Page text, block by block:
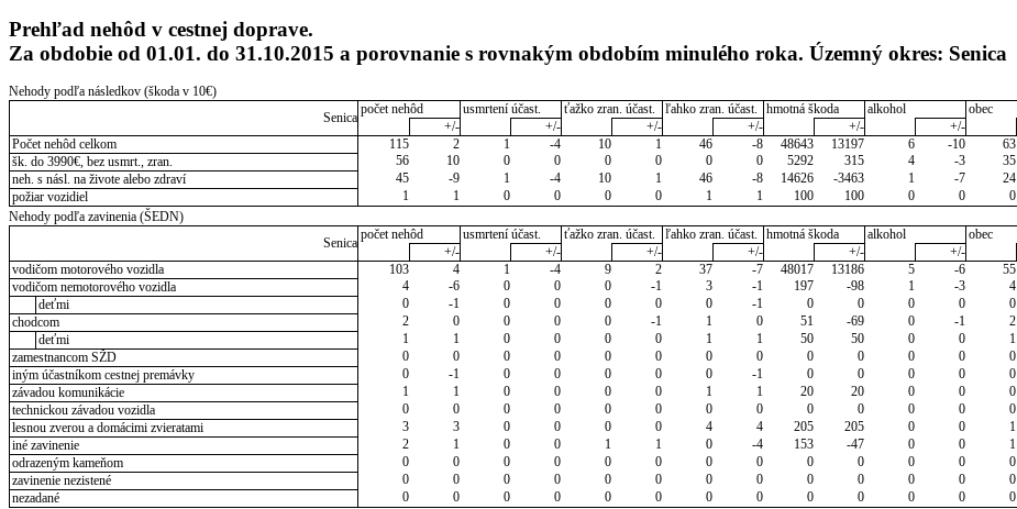
Prehľad nehôd v cestnej doprave.
Za obdobie od 01.01. do 31.10.2015 a porovnanie s rovnakým obdobím minulého roka. Územný okres: Senica
Nehody podľa následkov (škoda v 10€)
Senica
počet nehôd usmrtení účast. ťažko zran. účast. ľahko zran. účast. hmotná škoda alkohol
obec
+/-
+/- +/- +/- +/- +/-
Počet nehôd celkom
115 2 1 -4 10 1 46 -8 48643 13197 6 -10 63
šk. do 3990€, bez usmrt., zran.
56 10 0 0 0 0 0 0 5292 315 4 -3 35
neh. s násl. na živote alebo zdraví
45 -9 1 -4 10 1 46 -8 14626 -3463 1 -7 24
požiar vozidiel
1 1 0 0 0 0 1 1 100 100 0 0 0
Nehody podľa zavinenia (ŠEDN)
Senica
počet nehôd usmrtení účast. ťažko zran. účast. ľahko zran. účast. hmotná škoda alkohol
obec
+/-
+/- +/- +/- +/- +/-
vodičom motorového vozidla
103 4 1 -4 9 2 37 -7 48017 13186 5 -6 55
vodičom nemotorového vozidla
4 -6 0 0 0 -1 3 -1 197 -98 1 -3 4
deťmi
0 -1 0 0 0 0 0 -1 0 0 0 0 0
chodcom
2 0 0 0 0 -1 1 0 51 -69 0 -1 2
deťmi
1 1 0 0 0 0 1 1 50 50 0 0 1
zamestnancom SŽD
0 0 0 0 0 0 0 0 0 0 0 0 0
iným účastníkom cestnej premávky
0 -1 0 0 0 0 0 -1 0 0 0 0 0
závadou komunikácie
1 1 0 0 0 0 1 1 20 20 0 0 0
technickou závadou vozidla
0 0 0 0 0 0 0 0 0 0 0 0 0
lesnou zverou a domácimi zvieratami
3 3 0 0 0 0 4 4 205 205 0 0 1
iné zavinenie
2 1 0 0 1 1 0 -4 153 -47 0 0 1
odrazeným kameňom
0 0 0 0 0 0 0 0 0 0 0 0 0
zavinenie nezistené
0 0 0 0 0 0 0 0 0 0 0 0 0
nezadané
0 0 0 0 0 0 0 0 0 0 0 0 0